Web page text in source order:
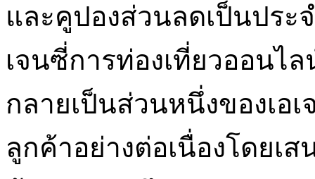
และคูปองส่วนลดเป็นประ
เจนซี่การท่องเที่ยวออนไ
กลายเป็นส่วนหนึ่งของเอ
ลูกค้าอย่างต่อเนื่องโดยเ